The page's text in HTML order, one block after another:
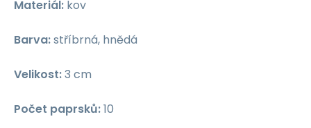
Materiál: kov
Barva:stříbrná, hnědá
Velikost:3 cm
Počet paprsků:10